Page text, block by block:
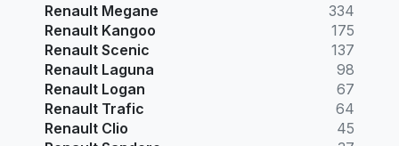
Renault Megane
334
Renault Kangoo
175
Renault Scenic
137
Renault Laguna
98
Renault Logan
67
Renault Trafic
64
Renault Clio
45